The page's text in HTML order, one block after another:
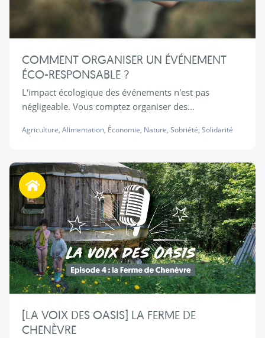
COMMENT ORGANISER UN ÉVÉNEMENT
ÉCO-RESPONSABLE ?
L'impact écologique des événements n'est pas
négligeable. Vous comptez organiser des...
Agriculture, Alimentation, Économie, Nature, Sobriété, Solidarité
Habiter autrement
[LA VOIX DES OASIS] LA FERME DE
CHENÈVRE